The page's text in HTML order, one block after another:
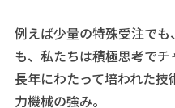
例えば少量の特殊受注で
も、私たちは積極思考でチ
長年にわたって培われた
力機械の強み。